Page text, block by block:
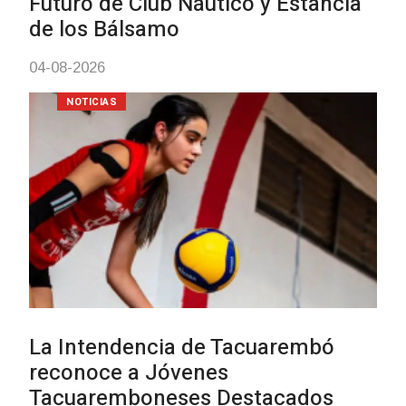
03-08-2026
vacunación contra el
meningococo
NOTICIAS